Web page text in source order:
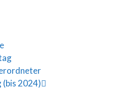
(bis 2024)